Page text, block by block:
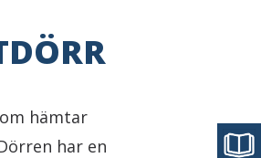
hämtar
har en